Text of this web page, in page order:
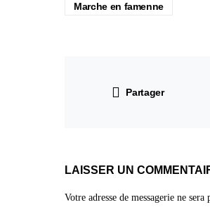
Marche en famenne
Partager
LAISSER UN
Votre adresse de messagerie ne sera